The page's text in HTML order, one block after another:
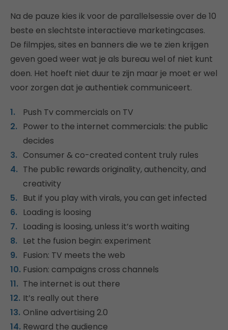
Na de pauze kies ik voor de parallelsessie over de 10
beste en slechtste interactieve marketingcases.
De filmpjes, sites en banners die we te zien krijgen
geven goed weer wat je als bureau wel of niet kunt
doen. Het hoeft niet duur te zijn maar je moet er wel
voor zorgen dat je authentiek communiceert.
Push Tv commercials on TV
Power to the internet commercials: the public
decides
Consumer & co-created content truly rules
The public rewards originality, authencity, and
creativity
But if you play with virals, you can get infected
Loading is loosing
Loading is loosing, unless it’s worth waiting
Let the fusion begin: experiment
Fusion: TV meets the web
Fusion: campaigns cross channels
The internet is out there
It’s really out there
Online advertising 2.0
Reward the audience